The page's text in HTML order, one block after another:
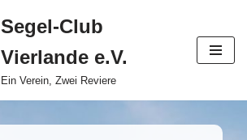
Segel-Club
Vierlande e.V.
Ein Verein, Zwei Reviere